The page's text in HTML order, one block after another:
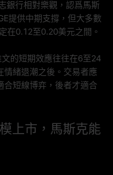
銀行相對樂觀，認爲馬斯
提供中期支撐，但大多數
在0.12至0.20美元之間。
的短期效應往往在6至24
情緒退潮之後。交易者應
短線博弈，後者才適合
上市，馬斯克能